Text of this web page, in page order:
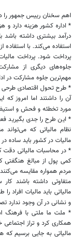
اهم سخنان رییس جمهور را
* اداره کشور هزینه
درآمد بیشتری داشته باشد
استفاده می‌کند. با استفاده
پرداخت شود. پرداخت
جلوه‌های دیگری از
مهم‌ترین جلوه مشارکت در
* طرح تحول اقتصادی طرحی
آن را داشتند اما امروز
مورد تخطئه و فحش و
* این طرح را جدی بگیرید
نظام مالیاتی که
مالیات در کشور باید ساده
* در محاسبات مالیاتی دقت
کمی پول از مبالغ هنگفتی
مردم همواره مقایسه
متفاوتی داشته باشند
مالیاتی باید مالیات افراد
و نشانی در آن وجود ندارد
* ملت ما ملتی با فرهنگ
همکاری کرد و تراز اجتماعی
مالیاتی به جایی برسیم